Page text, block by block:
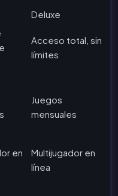
Deluxe
Acceso total, sin
límites
Juegos
mensuales
en
Multijugador en
línea